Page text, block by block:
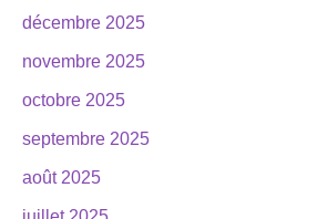
décembre 2025
novembre 2025
octobre 2025
septembre 2025
août 2025